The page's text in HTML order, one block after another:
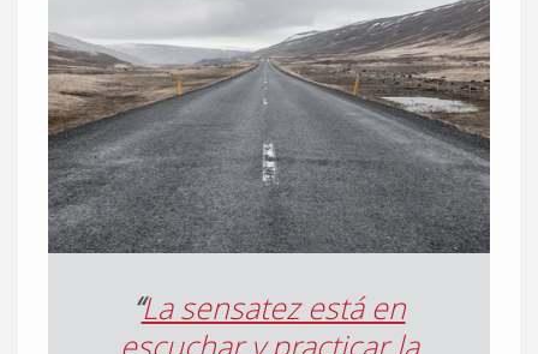
“La sensatez está en
escuchar y practicar la